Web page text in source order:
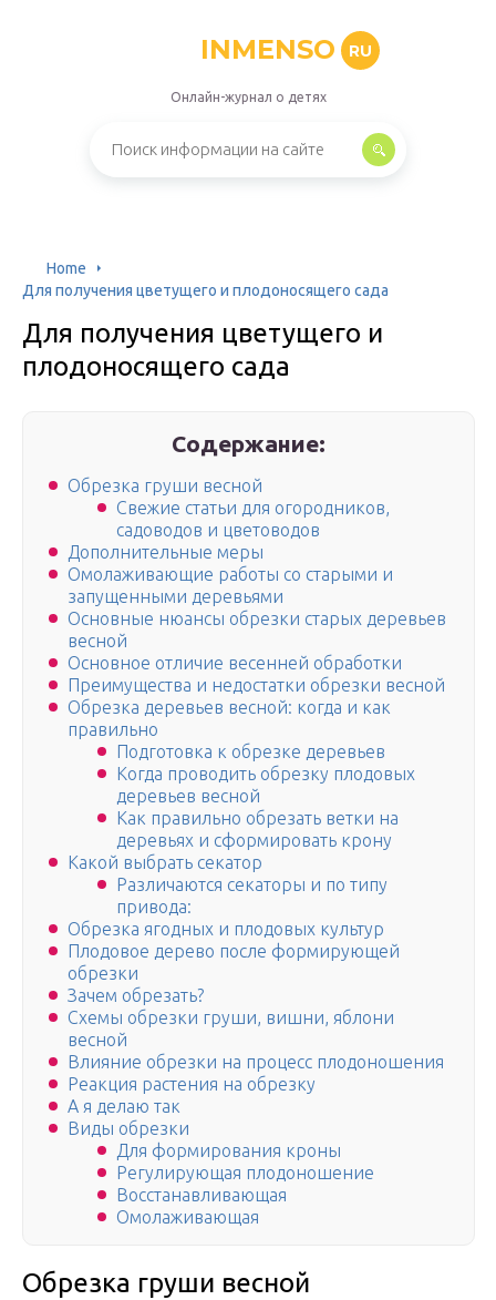
INMENSO RU
Онлайн-журнал о детях
Home
Для получения цветущего и плодоносящего сада
Для получения цветущего и
плодоносящего сада
Содержание:
Обрезка груши весной
Свежие статьи для огородников,
садоводов и цветоводов
Дополнительные меры
Омолаживающие работы со старыми и
запущенными деревьями
Основные нюансы обрезки старых деревьев
весной
Основное отличие весенней обработки
Преимущества и недостатки обрезки весной
Обрезка деревьев весной: когда и как
правильно
Подготовка к обрезке деревьев
Когда проводить обрезку плодовых
деревьев весной
Как правильно обрезать ветки на
деревьях и сформировать крону
Какой выбрать секатор
Различаются секаторы и по типу
привода:
Обрезка ягодных и плодовых культур
Плодовое дерево после формирующей
обрезки
Зачем обрезать?
Схемы обрезки груши, вишни, яблони
весной
Влияние обрезки на процесс плодоношения
Реакция растения на обрезку
А я делаю так
Виды обрезки
Для формирования кроны
Регулирующая плодоношение
Восстанавливающая
Омолаживающая
Обрезка груши весной